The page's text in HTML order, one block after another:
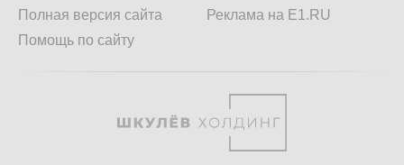
Полная версия сайта
Помощь по сайту
Реклама на E1.RU